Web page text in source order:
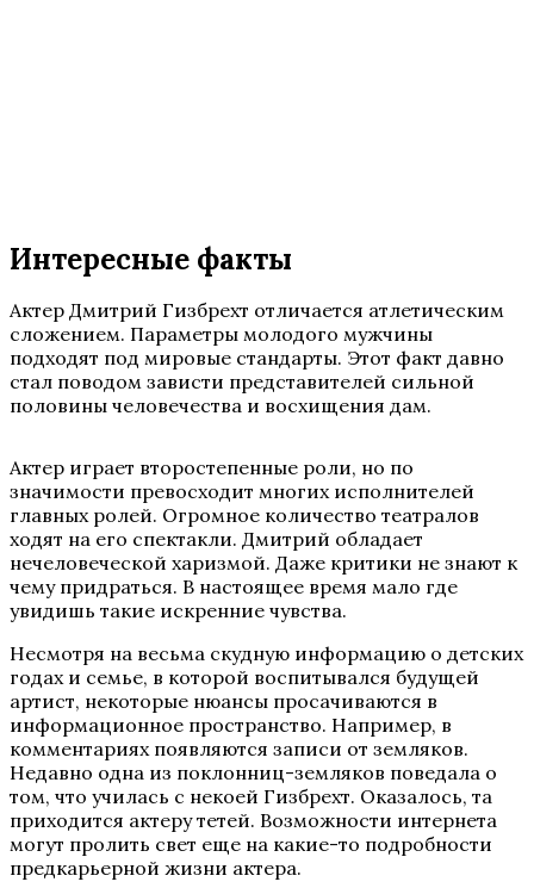
Интересные факты
Актер Дмитрий Гизбрехт отличается атлетическим
сложением. Параметры молодого мужчины
подходят под мировые стандарты. Этот факт давно
стал поводом зависти представителей сильной
половины человечества и восхищения дам.
Актер играет второстепенные роли, но по
значимости превосходит многих исполнителей
главных ролей. Огромное количество театралов
ходят на его спектакли. Дмитрий обладает
нечеловеческой харизмой. Даже критики не знают к
чему придраться. В настоящее время мало где
увидишь такие искренние чувства.
Несмотря на весьма скудную информацию о детских
годах и семье, в которой воспитывался будущей
артист, некоторые нюансы просачиваются в
информационное пространство. Например, в
комментариях появляются записи от земляков.
Недавно одна из поклонниц-земляков поведала о
том, что училась с некоей Гизбрехт. Оказалось, та
приходится актеру тетей. Возможности интернета
могут пролить свет еще на какие-то подробности
предкарьерной жизни актера.